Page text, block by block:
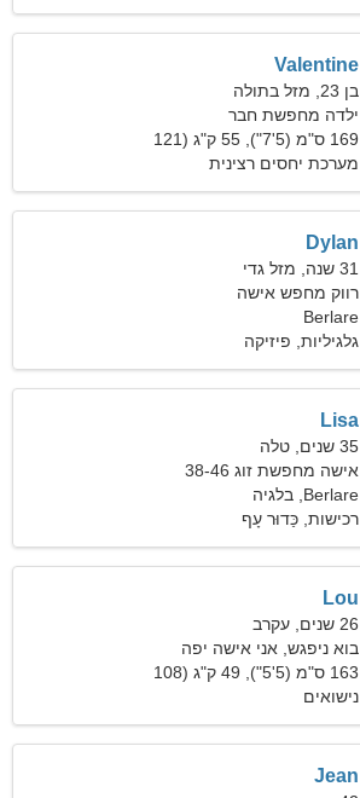
Valentine
בן 23, מזל בתולה
ילדה מחפשת חבר
169 ס"מ (5'7"), 55 ק"ג (121
פאונד)
מערכת יחסים רצינית
Dylan
31 שנה, מזל גדי
רווק מחפש אישה
Berlare
גלגיליות, פיזיקה
Lisa
35 שנים, טלה
אישה מחפשת זוג 38-46
Berlare, בלגיה
רכישות, כַּדוּר עָף
Lou
26 שנים, עקרב
בוא ניפגש, אני אישה יפה
163 ס"מ (5'5"), 49 ק"ג (108
פאונד)
נישואים
Jean